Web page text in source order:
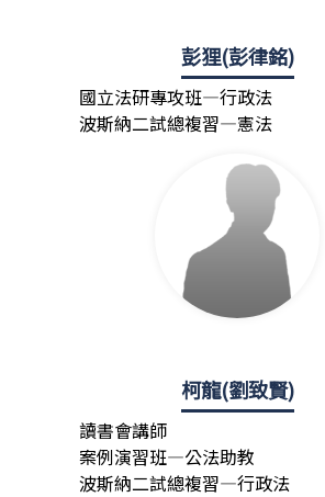
彭狸(彭律銘)
國立法研專攻班—行政法
波斯納二試總複習—憲法
柯龍(劉致賢)
讀書會講師
案例演習班—公法助教
波斯納二試總複習—行政法